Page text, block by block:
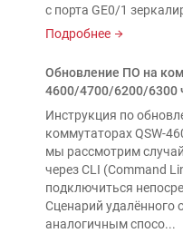
с порта GE0/1
Подробнее
Обновление ПО на
4600/4700/6200/6300
Инструкция по
коммутаторах QSW-
мы рассмотрим
через CLI (Command
подключиться
Сценарий удалённого
аналогичным спосо...